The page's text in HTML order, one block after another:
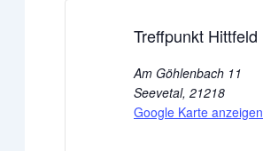
Treffpunkt Hittfeld
Am Göhlenbach 11
Seevetal, 21218
Google Karte anzeigen